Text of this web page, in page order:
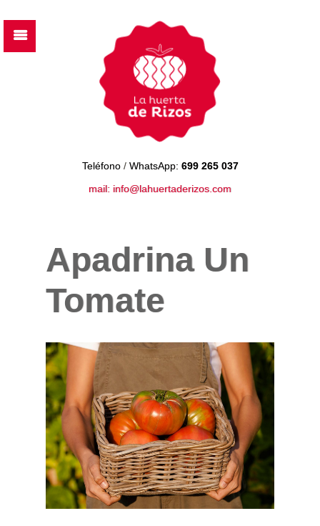
Teléfono / WhatsApp: 699 265 037
mail: info@lahuertaderizos.com
Apadrina Un
Tomate